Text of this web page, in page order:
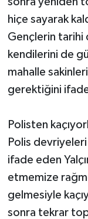
hiçe sayarak
Gençlerin tarihi
kendilerini de
mahalle
gerektiğini
Polisten
Polis
ifade eden
etmemize
gelmesiyle
sonra tekrar